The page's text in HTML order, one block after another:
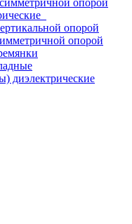
опорой
опорой
опорой
диэлектрические